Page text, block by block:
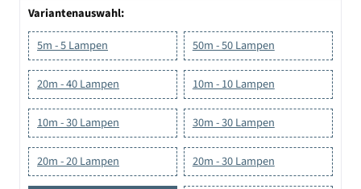
Variantenauswahl:
5m - 5 Lampen
50m - 50 Lampen
20m - 40 Lampen 10m - 10 Lampen
10m - 30 Lampen 30m - 30 Lampen
20m - 20 Lampen 20m - 30 Lampen